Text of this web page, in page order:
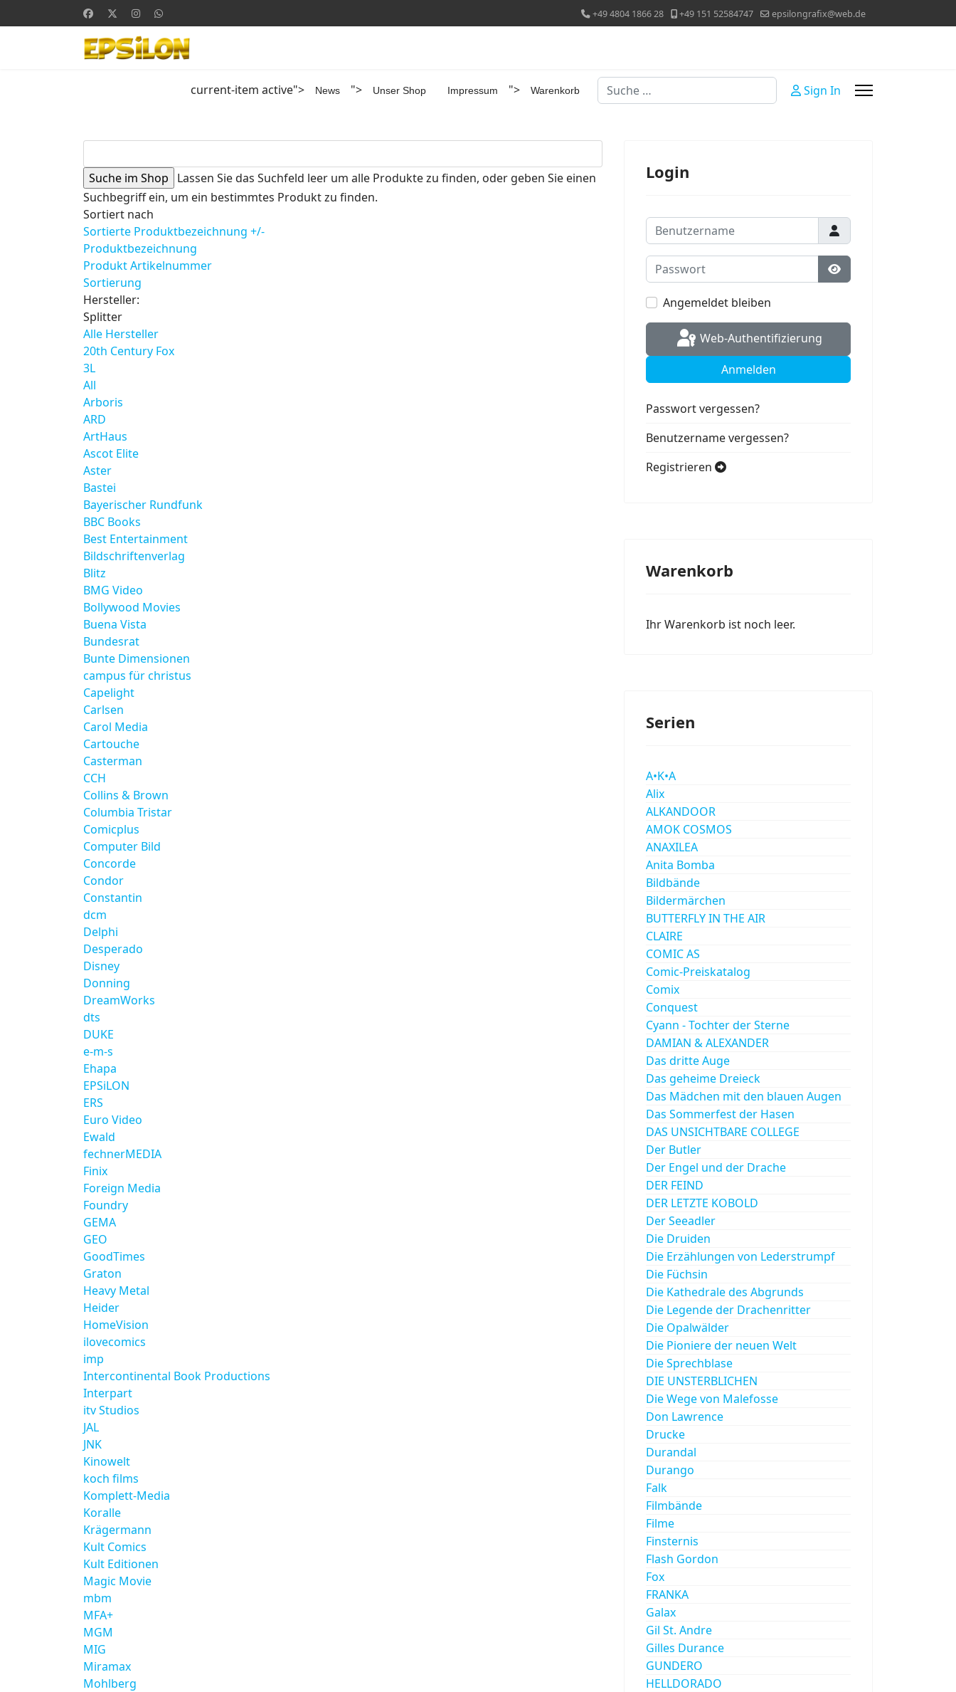
+49 4804 1866 28 +49 151 52584747 epsilongrafix@web.de
current-item active"> News "> Unser Shop Impressum "> Warenkorb Suchen Sign In
Lassen Sie das Suchfeld leer um alle Produkte zu finden, oder geben Sie einen
Suchbegriff ein, um ein bestimmtes Produkt zu finden.
Sortiert nach
Sortierte Produktbezeichnung +/-
Produktbezeichnung
Produkt Artikelnummer
Sortierung
Hersteller:
Splitter
Alle Hersteller
20th Century Fox
3L
All
Arboris
ARD
ArtHaus
Ascot Elite
Aster
Bastei
Bayerischer Rundfunk
BBC Books
Best Entertainment
Bildschriftenverlag
Blitz
BMG Video
Bollywood Movies
Buena Vista
Bundesrat
Bunte Dimensionen
campus für christus
Capelight
Carlsen
Carol Media
Cartouche
Casterman
CCH
Collins & Brown
Columbia Tristar
Comicplus
Computer Bild
Concorde
Condor
Constantin
dcm
Delphi
Desperado
Disney
Donning
DreamWorks
dts
DUKE
e-m-s
Ehapa
EPSiLON
ERS
Euro Video
Ewald
fechnerMEDIA
Finix
Foreign Media
Foundry
GEMA
GEO
GoodTimes
Graton
Heavy Metal
Heider
HomeVision
ilovecomics
imp
Intercontinental Book Productions
Interpart
itv Studios
JAL
JNK
Kinowelt
koch films
Komplett-Media
Koralle
Krägermann
Kult Comics
Kult Editionen
Magic Movie
mbm
MFA+
MGM
MIG
Miramax
Mohlberg
Login
Benutzername
Passwort
Passwort anzeigen
Angemeldet bleiben
Web-Authentifizierung
Anmelden
Passwort vergessen?
Benutzername vergessen?
Registrieren
Warenkorb
Ihr Warenkorb ist noch leer.
Serien
A•K•A
Alix
ALKANDOOR
AMOK COSMOS
ANAXILEA
Anita Bomba
Bildbände
Bildermärchen
BUTTERFLY IN THE AIR
CLAIRE
COMIC AS
Comic-Preiskatalog
Comix
Conquest
Cyann - Tochter der Sterne
DAMIAN & ALEXANDER
Das dritte Auge
Das geheime Dreieck
Das Mädchen mit den blauen Augen
Das Sommerfest der Hasen
DAS UNSICHTBARE COLLEGE
Der Butler
Der Engel und der Drache
DER FEIND
DER LETZTE KOBOLD
Der Seeadler
Die Druiden
Die Erzählungen von Lederstrumpf
Die Füchsin
Die Kathedrale des Abgrunds
Die Legende der Drachenritter
Die Opalwälder
Die Pioniere der neuen Welt
Die Sprechblase
DIE UNSTERBLICHEN
Die Wege von Malefosse
Don Lawrence
Drucke
Durandal
Durango
Falk
Filmbände
Filme
Finsternis
Flash Gordon
Fox
FRANKA
Galax
Gil St. Andre
Gilles Durance
GUNDERO
HELLDORADO